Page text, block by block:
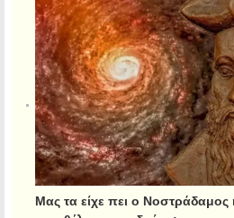
Μας τα είχε πει ο